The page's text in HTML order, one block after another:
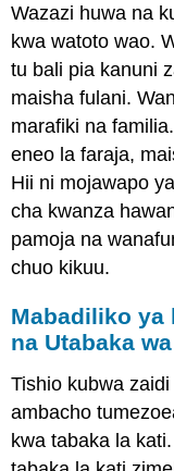
Wazazi huwa na
kwa watoto wao.
tu bali pia kanuni
maisha fulani.
marafiki na
eneo la faraja,
Hii ni mojawapo
cha kwanza
pamoja na
chuo kikuu.
Mabadiliko
na Utabaka
Tishio kubwa
ambacho
kwa tabaka la